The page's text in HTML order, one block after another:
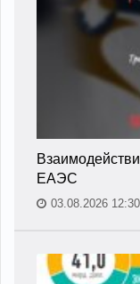
ЕАЭС
03.08.2026 12:30